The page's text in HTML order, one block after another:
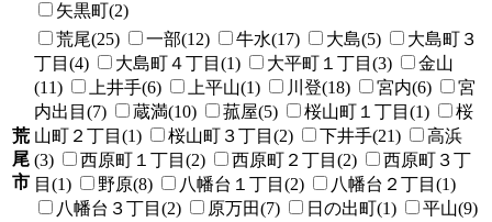
矢黒町(2)
荒
尾
市
荒尾(25) 一部(12) 牛水(17) 大島(5)
大島町３
丁目(4)
大島町４丁目(1) 大平町１丁目(3)
金山
(11)
上井手(6) 上平山(1) 川登(18) 宮内(6)
宮
内出目(7)
蔵満(10) 菰屋(5) 桜山町１丁目(1)
桜
山町２丁目(1)
桜山町３丁目(2) 下井手(21)
高浜
(3)
西原町１丁目(2) 西原町２丁目(2)
西原町３丁
目(1)
野原(8) 八幡台１丁目(2)
八幡台２丁目(1)
八幡台３丁目(2)
原万田(7) 日の出町(1)
平山(9)